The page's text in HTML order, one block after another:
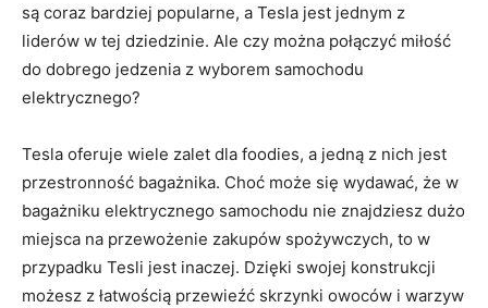
są coraz bardziej popularne,⁣ a Tesla jest jednym z
⁢liderów w tej dziedzinie. Ale czy ‌można połączyć miłość
do dobrego jedzenia z wyborem samochodu
‍elektrycznego?
Tesla​ oferuje wiele‌ zalet dla⁢ foodies, a jedną z nich jest
przestronność bagażnika. Choć ⁣może się wydawać, że⁣ w
bagażniku⁤ elektrycznego⁢ samochodu nie znajdziesz ⁣dużo​
miejsca ⁤na przewożenie zakupów spożywczych, ‌to w ​
przypadku Tesli jest‌ inaczej. ‌Dzięki swojej ⁢konstrukcji
możesz z łatwością⁢ przewieźć ⁢skrzynki owoców i warzyw